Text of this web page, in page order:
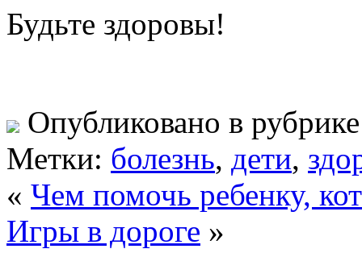
Будьте здоровы!
Опубликовано в
Метки: болезнь, дети,
« Чем помочь ребенку,
Игры в дороге »